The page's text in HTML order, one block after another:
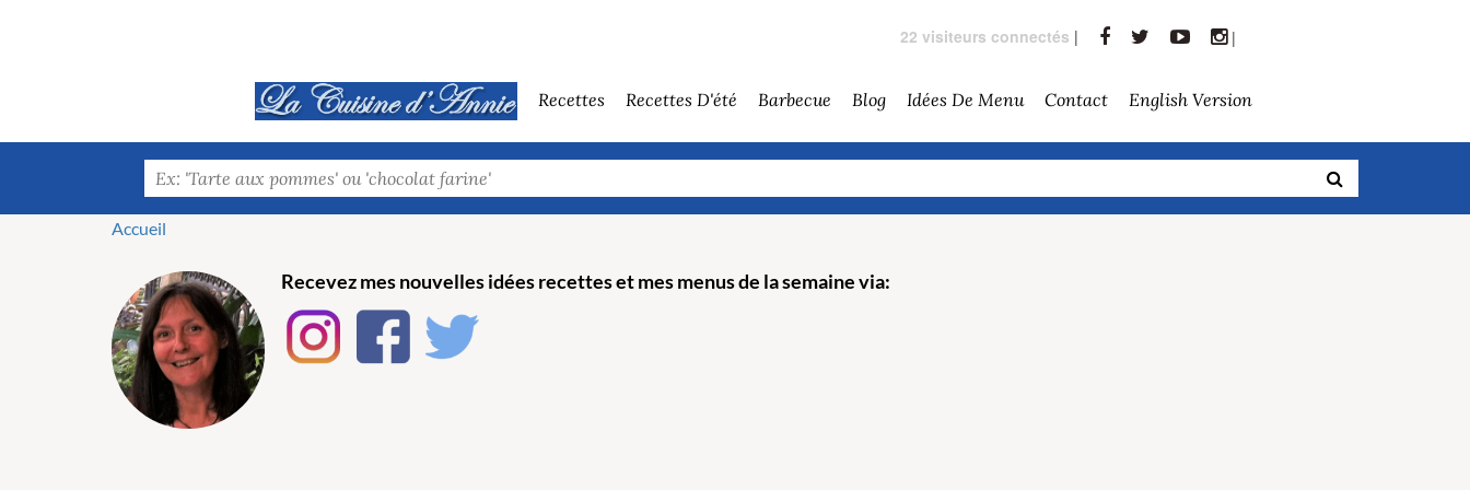
22 visiteurs connectés | |
Recettes Recettes D'été Barbecue Blog Idées De Menu Contact English Version
Accueil
Recevez mes nouvelles idées recettes et mes menus de la semaine via: